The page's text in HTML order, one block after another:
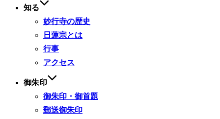
知る
妙行寺の歴史
日蓮宗とは
行事
アクセス
御朱印
御朱印・御首題
郵送御朱印